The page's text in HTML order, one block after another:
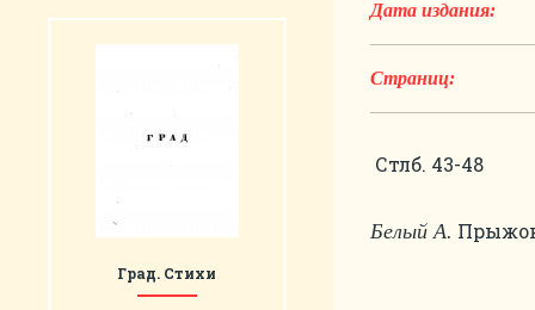
Град. Стихи
Дата издания:
Страниц:
Стлб. 43-48
Белый А.